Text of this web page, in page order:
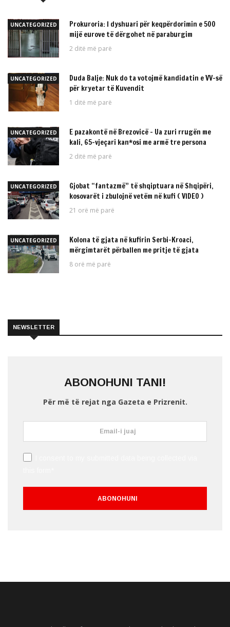
UNCATEGORIZED
Prokuroria: I dyshuari për keqpërdorimin e 500
mijë eurove të dërgohet në paraburgim
2 ditë më parë
UNCATEGORIZED
Duda Balje: Nuk do ta votojmë kandidatin e VV-së
për kryetar të Kuvendit
1 ditë më parë
UNCATEGORIZED
E pazakontë në Brezovicë – Ua zuri rrugën me
kali, 65-vjeçari kan*osi me armë tre persona
2 ditë më parë
UNCATEGORIZED
Gjobat “fantazmë” të shqiptuara në Shqipëri,
kosovarët i zbulojnë vetëm në kufi ( VIDEO )
21 orë më parë
UNCATEGORIZED
Kolona të gjata në kufirin Serbi–Kroaci,
mërgimtarët përballen me pritje të gjata
8 orë më parë
NEWSLETTER
ABONOHUNI TANI!
Për më të rejat nga Gazeta e Prizrenit.